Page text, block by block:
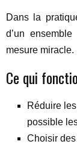
Dans la
d’un
mesure miracle.
Ce qui
Réduire
possible
Choisir